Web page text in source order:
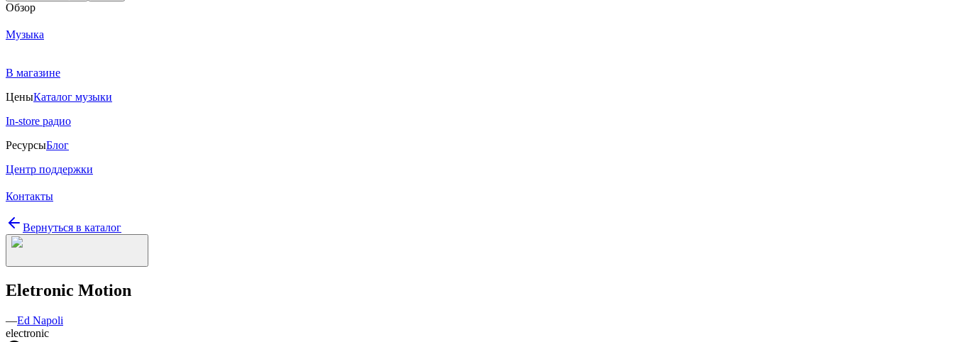
Обзор
Музыка
В магазине
ЦеныКаталог музыки
In-store радио
РесурсыБлог
Центр поддержки
Контакты
Вернуться в каталог
Eletronic Motion
—Ed Napoli
electronic